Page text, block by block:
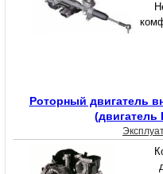
Роторный двигатель
(двигатель